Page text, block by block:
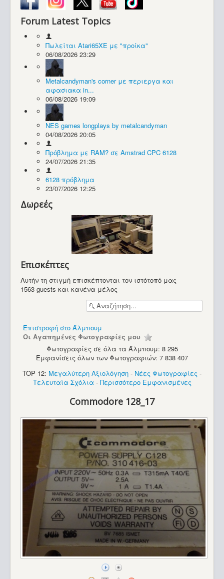
Συλλογές / Projects
Υπολογιστές
Sinclair ZX Spectrum (48K) Saga 1 Emperor
Forum Latest Topics
Πωλείται Atari65XE με "προίκα"
06/08/2026 23:29
Metalcandyman's corner με περιεργα και
αφασιακα in...
06/08/2026 19:09
NES games longplays by metalcandyman
04/08/2026 20:05
Πρόβλημα με RAM? σε Amstrad CPC 6128
24/07/2026 21:35
6128 πρόβλημα
23/07/2026 12:25
Δωρεές
Επισκέπτες
Αυτήν τη στιγμή επισκέπτονται τον ιστότοπό μας
1563 guests και κανένα μέλος
Επιστροφή στο Άλμπουμ
Οι Αγαπημένες Φωτογραφίες μου
Φωτογραφίες σε όλα τα Άλμπουμ: 8 295
Εμφανίσεις όλων των Φωτογραφιών: 7 838 407
TOP 12: Μεγαλύτερη Αξιολόγηση - Νέες Φωτογραφίες -
Τελευταία Σχόλια - Περισσότερο Εμφανισμένες
Commodore 128_17